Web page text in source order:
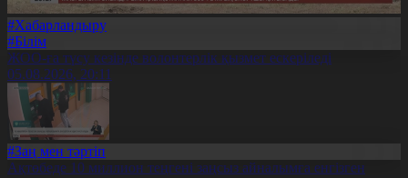
#Хабарландыру
#Білім
ЖОО-ға түсу кезінде волонтерлік қызмет ескеріледі
05.08.2026, 20:11
#Заң мен тәртіп
Ақтөбеде 10 миллион теңгені заңсыз айналымға енгізген